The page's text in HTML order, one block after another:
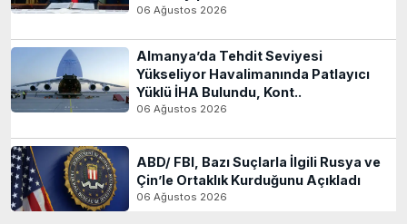
06 Ağustos 2026
Almanya’da Tehdit Seviyesi
Yükseliyor Havalimanında Patlayıcı
Yüklü İHA Bulundu, Kont..
06 Ağustos 2026
ABD/ FBI, Bazı Suçlarla İlgili Rusya ve
Çin’le Ortaklık Kurduğunu Açıkladı
06 Ağustos 2026